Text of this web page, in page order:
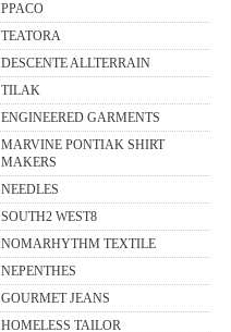
PPACO
TEATORA
DESCENTE ALLTERRAIN
TILAK
ENGINEERED GARMENTS
MARVINE PONTIAK SHIRT
MAKERS
NEEDLES
SOUTH2 WEST8
NOMARHYTHM TEXTILE
NEPENTHES
GOURMET JEANS
HOMELESS TAILOR